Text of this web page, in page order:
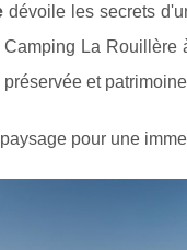
dévoile les secrets
La Rouillère
et
pour une